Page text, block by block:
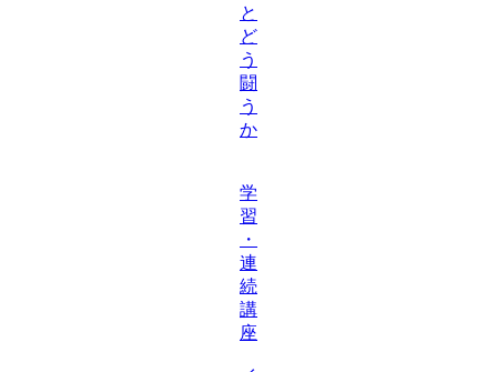
と
ど
う
闘
う
か
学
習
・
連
続
講
座